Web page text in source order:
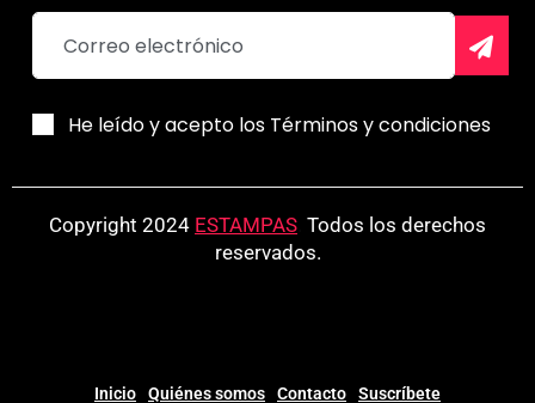
He leído y acepto los Términos y condiciones
Copyright 2024 ESTAMPAS Todos los derechos
reservados.
Inicio Quiénes somos Contacto Suscríbete